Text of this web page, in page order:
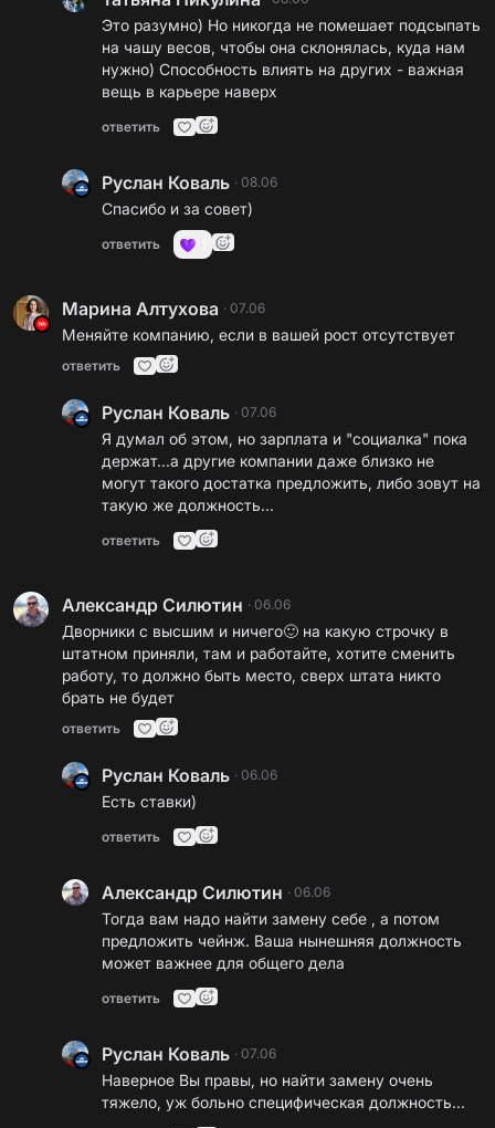
Это разумно) Но никогда не помешает подсыпать
на чашу весов, чтобы она склонялась, куда нам
нужно) Способность влиять на других - важная
вещь в карьере наверх
ответить
Руслан Коваль · 08.06
Спасибо и за совет)
ответить
Марина Алтухова · 07.06
Меняйте компанию, если в вашей рост отсутствует
ответить
Руслан Коваль · 07.06
Я думал об этом, но зарплата и "социалка" пока
держат...а другие компании даже близко не
могут такого достатка предложить, либо зовут на
такую же должность...
ответить
Александр Силютин · 06.06
Дворники с высшим и ничего🙂 на какую строчку в
штатном приняли, там и работайте, хотите сменить
работу, то должно быть место, сверх штата никто
брать не будет
ответить
Руслан Коваль · 06.06
Есть ставки)
ответить
Александр Силютин · 06.06
Тогда вам надо найти замену себе , а потом
предложить чейнж. Ваша нынешняя должность
может важнее для общего дела
ответить
Руслан Коваль · 07.06
Наверное Вы правы, но найти замену очень
тяжело, уж больно специфическая должность...